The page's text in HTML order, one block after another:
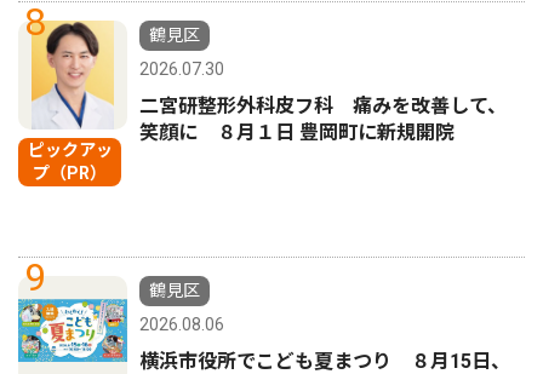
8
ピックアッ
プ（PR）
鶴見区
2026.07.30
二宮研整形外科皮フ科 痛みを改善して、
笑顔に ８月１日 豊岡町に新規開院
9
鶴見区
2026.08.06
横浜市役所でこども夏まつり ８月15日、